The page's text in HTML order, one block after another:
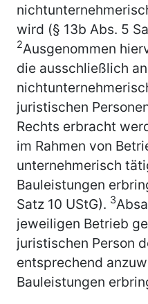
wird (§ 13b Abs. 5
2Ausgenommen
die ausschließlich
juristischen
Rechts erbracht
im Rahmen von
unternehmerisch
Bauleistungen
Satz 10 UStG). 3
jeweiligen Betrieb
juristischen Person
entsprechend
Bauleistungen